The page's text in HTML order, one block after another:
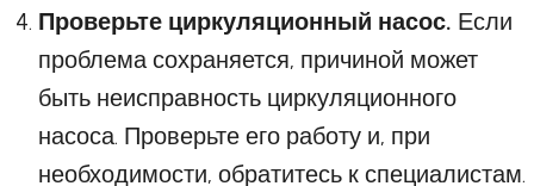
Проверьте циркуляционный насос. Если
проблема сохраняется, причиной может
быть неисправность циркуляционного
насоса. Проверьте его работу и, при
необходимости, обратитесь к специалистам.